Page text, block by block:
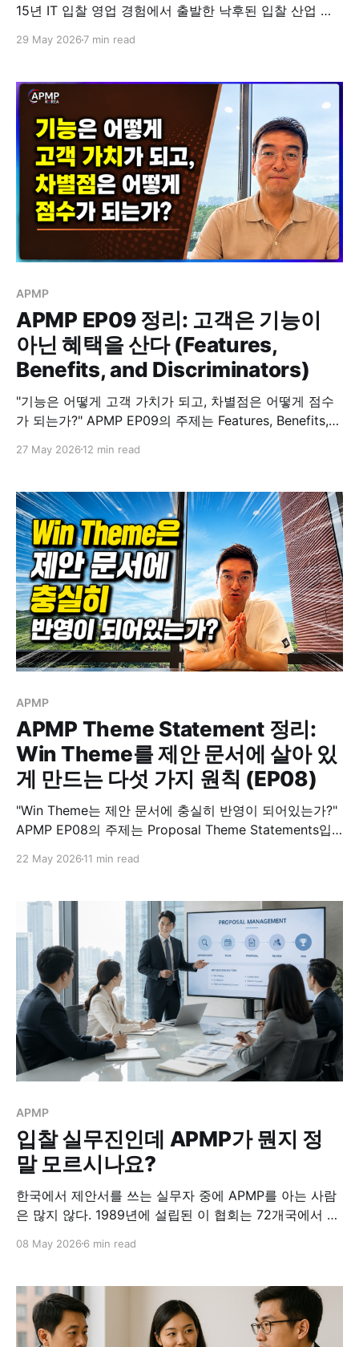
15년 IT 입찰 영업 경험에서 출발한 낙후된 입찰 산업 혁
'컨트롤', 오픈AI 본사 발표 270개 AI 스타트업 중 최종 3
조달 시장 진출 계획까지 정리했습니다.
29 May 2026 7 min read
APMP
APMP EP09 정리: 고객은 기능이
아닌 혜택을 산다 (Features,
Benefits, and Discriminators)
"기능은 어떻게 고객 가치가 되고, 차별점은 어떻게 점수
가 되는가?" APMP EP09의 주제는 Features, Benefits,
Statement를 다뤘다면, 이번 EP09는 그 한 단계 앞의 문
가, 그리고 평가위원의 점수와 어떻게 연결되는가 하는 질
문입니다. 고객은 기능을 사지 않습니다. 기능이 만들어내
는 혜택을
27 May 2026 12 min read
APMP
APMP Theme Statement 정리:
Win Theme를 제안 문서에 살아 있
게 만드는 다섯 가지 원칙 (EP08)
"Win Theme는 제안 문서에 충실히 반영이 되어있는가?"
APMP EP08의 주제는 Proposal Theme Statements입
니다. 전략 회의에서 분명히 잡혔던 차별화 방향이, 정작
APMP는 이 문제를 정면으로 다루면서, Theme
Statement를 잘 쓰는 데서 그치지
22 May 2026 11 min read
APMP
입찰 실무진인데 APMP가 뭔지 정
말 모르시나요?
한국에서 제안서를 쓰는 실무자 중에 APMP를 아는 사람
은 많지 않다. 1989년에 설립된 이 협회는 72개국에서 제
08 May 2026 6 min read